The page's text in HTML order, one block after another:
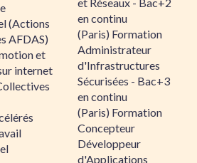
(Actions
AFDAS)
et
internet
en continu
(Paris) Formation
Administrateur
d'Infrastructures
Sécurisées - Bac+3
en continu
(Paris) Formation
Concepteur
Développeur
d'Applications